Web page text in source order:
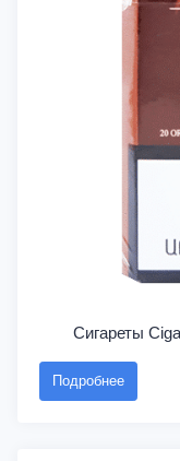
Сигареты
Подробнее